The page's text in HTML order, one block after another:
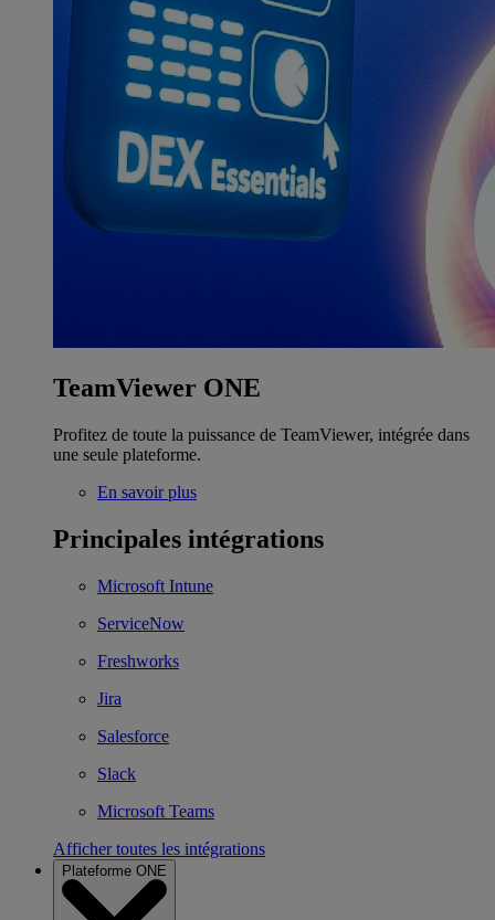
TeamViewer ONE
Profitez de toute la puissance de TeamViewer, intégrée dans
une seule plateforme.
En savoir plus
Principales intégrations
Microsoft Intune
ServiceNow
Freshworks
Jira
Salesforce
Slack
Microsoft Teams
Afficher toutes les intégrations
Plateforme ONE